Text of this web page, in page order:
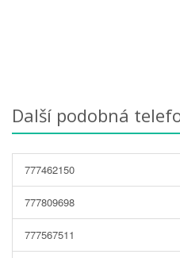
Další podobná
777462150
777809698
777567511